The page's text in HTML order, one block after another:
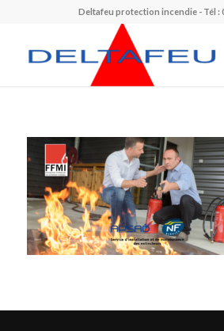
Deltafeu protection incendie - Tél :